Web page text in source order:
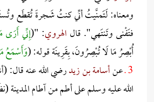
ومعناه: لَتَمنَّيتُ أنِّي كنتُ شَجرةً تُقطَع
فتَفْنى وتَنتَهي". قال الهروي: "(إِنِّي أَرَى
أُبْصِرُ مَا لَا تُبْصِرُونَ، بِقَرِينَة قوله: (وَأَسْمَعُ
3 ـعنأسامة بن زيدرضي الله عنه قال:
الله عليه وسلم على أطم من آطام